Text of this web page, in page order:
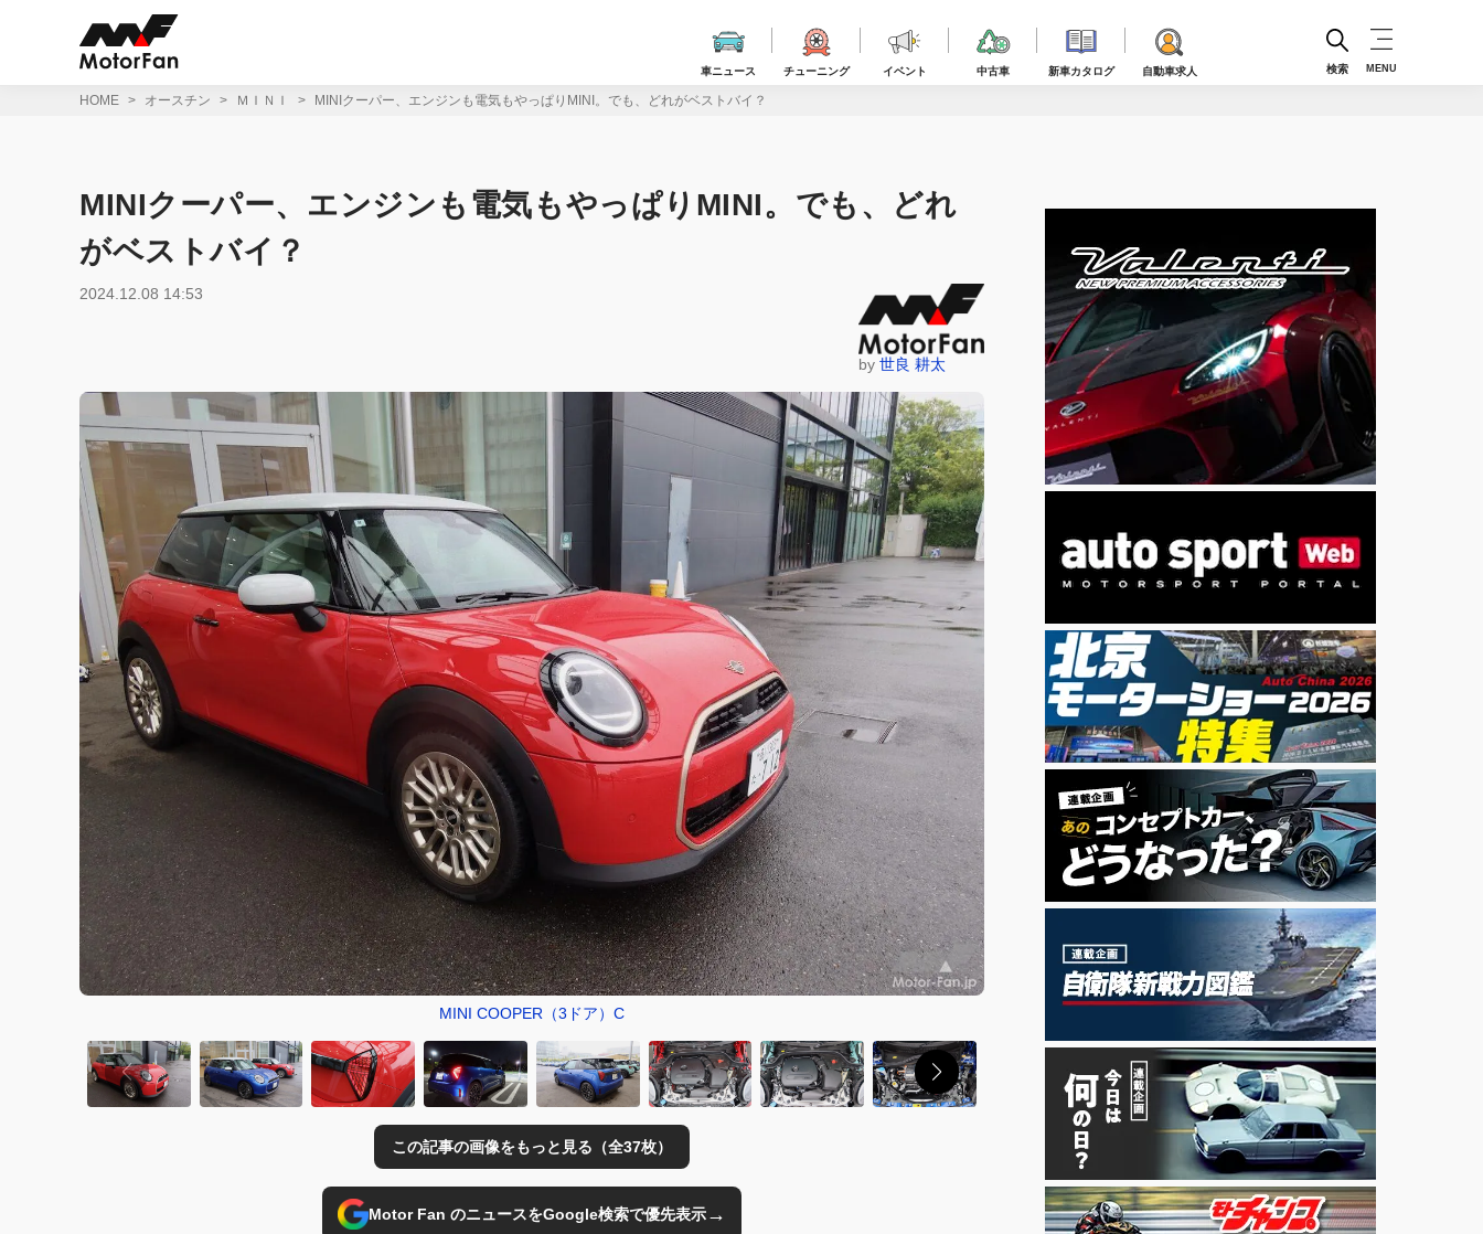
車ニュース チューニング イベント 中古車 新車カタログ 自動車求人 検索 MENU
HOME オースチン ＭＩＮＩ MINIクーパー、エンジンも電気もやっぱりMINI。でも、どれがベストバイ？
MINIクーパー、エンジンも電気もやっぱりMINI。でも、どれ
がベストバイ？
2024.12.08 14:53
by 世良 耕太
MINI COOPER（3ドア）C
この記事の画像をもっと見る（全37枚）
Motor Fan のニュースをGoogle検索で優先表示→